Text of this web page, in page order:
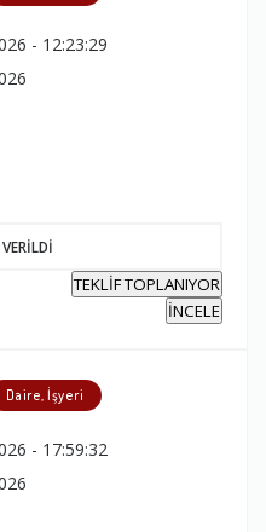
- 12:23:29
TEKLİF TOPLANIYOR
İNCELE
Daire, İşyeri
- 17:59:32